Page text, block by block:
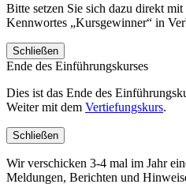
Bitte setzen Sie sich dazu direkt
Kennwortes „Kursgewinner“ in
Schließen
Ende des Einführungskurses
Dies ist das Ende des
Weiter mit dem Vertiefungskurs.
Schließen
Wir verschicken 3-4 mal im Jahr
Meldungen, Berichten und